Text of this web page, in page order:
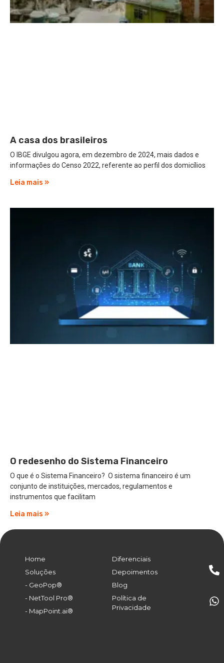
A casa dos brasileiros
O IBGE divulgou agora, em dezembro de 2024, mais dados e
informações do Censo 2022, referente ao perfil dos domicílios
Leia mais »
O redesenho do Sistema Financeiro
O que é o Sistema Financeiro? O sistema financeiro é um
conjunto de instituições, mercados, regulamentos e
instrumentos que facilitam
Leia mais »
Home
Soluções
- GeoPop®
- NetTool Pro®
- MapPoint.ai®
Diferenciais
Depoimentos
Blog
Política de
Privacidade